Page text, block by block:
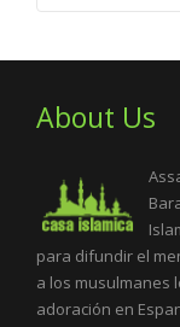
About Us
para difundir el
a los musulmanes
adoración en